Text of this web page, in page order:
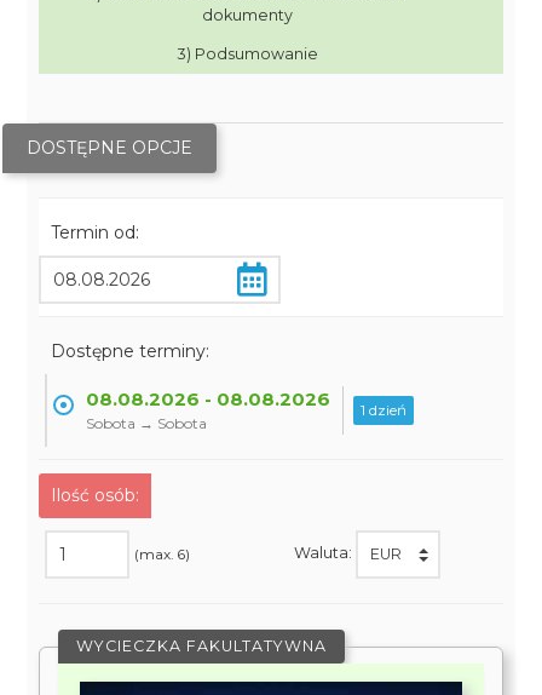
dokumenty
3) Podsumowanie
DOSTĘPNE OPCJE
Termin od:
Dostępne terminy:
08.08.2026 - 08.08.2026
Sobota → Sobota
1 dzień
Ilość osób:
(max. 6) Waluta:
WYCIECZKA FAKULTATYWNA